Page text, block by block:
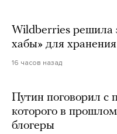
Wildberries решила
хабы» для
16 часов назад
Путин поговорил с
которого в
блогеры